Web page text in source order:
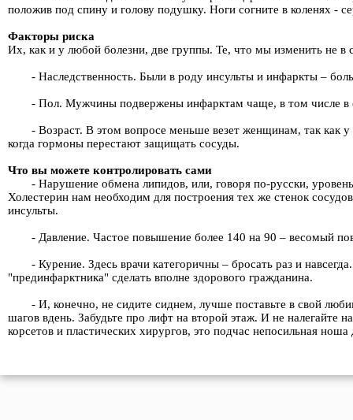
положив под спину и голову подушку. Ноги согните в коленях -
Факторы риска
Их, как и у любой болезни, две группы. Те, что мы изменить не
- Наследственность. Были в роду инсульты и инфаркты –
- Пол. Мужчины подвержены инфарктам чаще, в том числе в
- Возраст. В этом вопросе меньше везет женщинам, так как
когда гормоны перестают защищать сосуды.
Что вы можете контролировать сами
- Нарушение обмена липидов, или, говоря по-русски,
Холестерин нам необходим для построения тех же стенок
инсульты.
- Давление. Частое повышение более 140 на 90 – весомый
- Курение. Здесь врачи категоричны – бросать раз и
"прединфарктника" сделать вполне здорового гражданина.
- И, конечно, не сидите сиднем, лучше поставьте в свой
шагов вдень. Забудьте про лифт на второй этаж. И не налегайте
корсетов и пластических хирургов, это подчас непосильная